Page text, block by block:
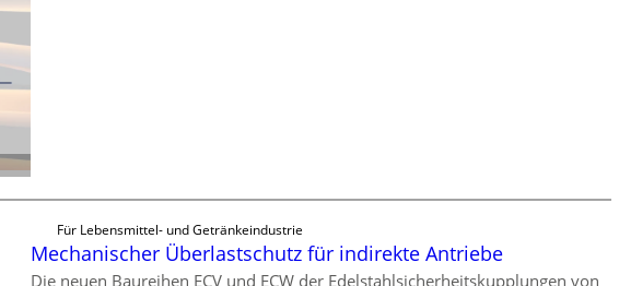
-
B
Für Lebensmittel- und Getränkeindustrie
Mechanischer Überlastschutz für indirekte Antriebe
Die neuen Baureihen ECV und ECW der Edelstahlsicherheitskupplungen von